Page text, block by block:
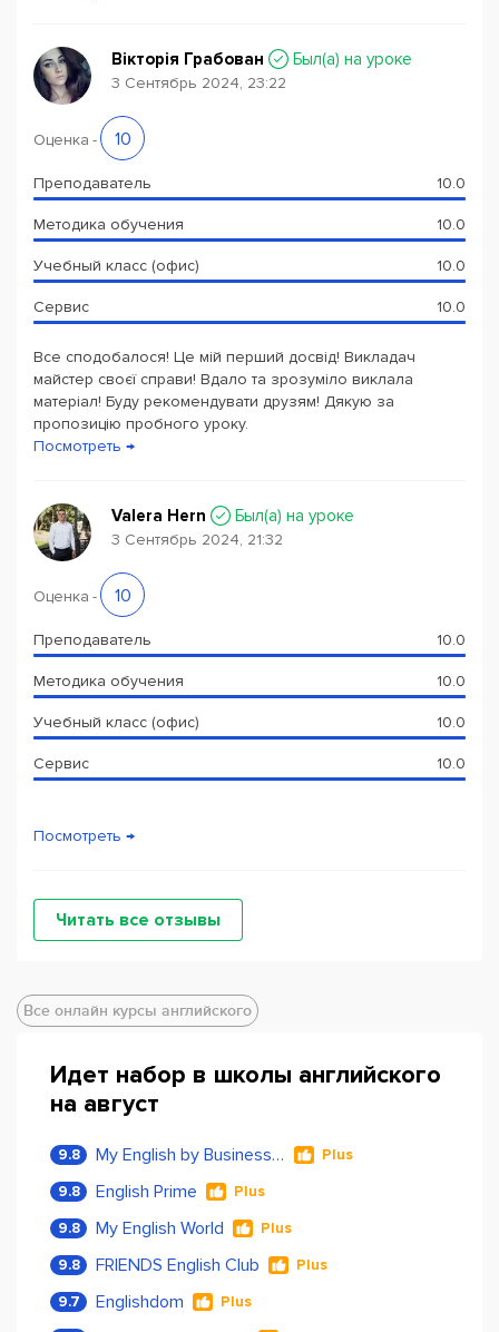
Вікторія Грабован Был(a) на уроке
3 Сентябрь 2024, 23:22
Оценка - 10
Преподаватель 10.0
Методика обучения 10.0
Учебный класс (офис) 10.0
Сервис 10.0
Все сподобалося! Це мій перший досвід! Викладач
майстер своєї справи! Вдало та зрозуміло виклала
матеріал! Буду рекомендувати друзям! Дякую за
пропозицію пробного уроку.
Посмотреть →
Valera Hern Был(a) на уроке
3 Сентябрь 2024, 21:32
Оценка - 10
Преподаватель 10.0
Методика обучения 10.0
Учебный класс (офис) 10.0
Сервис 10.0
Посмотреть →
Читать все отзывы
Все онлайн курсы английского
Идет набор в школы английского
на август
9.8 My English by Business Language Plus
9.8 English Prime Plus
9.8 My English World Plus
9.8 FRIENDS English Club Plus
9.7 Englishdom Plus